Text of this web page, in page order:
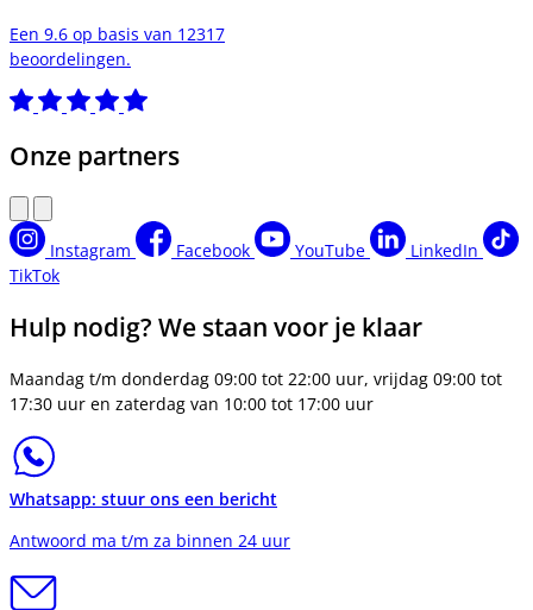
Een 9.6 op basis van 12317
beoordelingen.
Onze partners
Instagram Facebook YouTube
LinkedIn
TikTok
Hulp nodig? We staan voor je klaar
Maandag t/m donderdag 09:00 tot 22:00 uur, vrijdag 09:00 tot
17:30 uur en zaterdag van 10:00 tot 17:00 uur
Whatsapp: stuur ons een bericht
Antwoord ma t/m za binnen 24 uur